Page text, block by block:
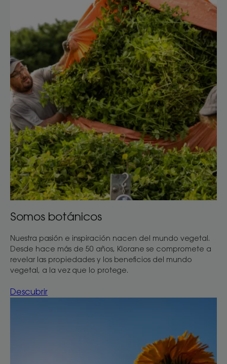
botánicos
Somos botánicos
Nuestra pasión e inspiración nacen del mundo vegetal.
Desde hace más de 50 años, Klorane se compromete a
revelar las propiedades y los beneficios del mundo
vegetal, a la vez que lo protege.
Descubrir